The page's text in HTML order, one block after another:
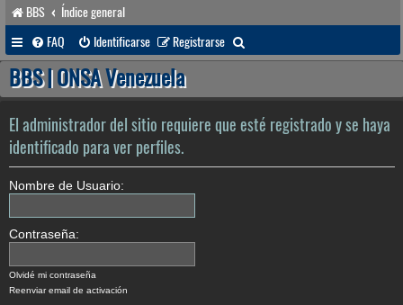
BBS
Índice general
FAQ
Identificarse Registrarse
u
r
BBS | ONSA Venezuela
El administrador del sitio requiere que esté registrado y se haya
identificado para ver perfiles.
Nombre de Usuario:
Contraseña:
Olvidé mi contraseña
Reenviar email de activación